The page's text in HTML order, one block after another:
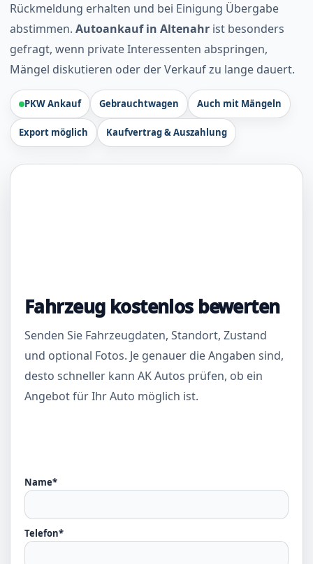
Rückmeldung erhalten und bei Einigung Übergabe
abstimmen. Autoankauf in Altenahr ist besonders
gefragt, wenn private Interessenten abspringen,
Mängel diskutieren oder der Verkauf zu lange dauert.
PKW Ankauf Gebrauchtwagen Auch mit Mängeln
Export möglich Kaufvertrag & Auszahlung
Fahrzeug kostenlos bewerten
Senden Sie Fahrzeugdaten, Standort, Zustand
und optional Fotos. Je genauer die Angaben sind,
desto schneller kann AK Autos prüfen, ob ein
Angebot für Ihr Auto möglich ist.
Name*
Telefon*